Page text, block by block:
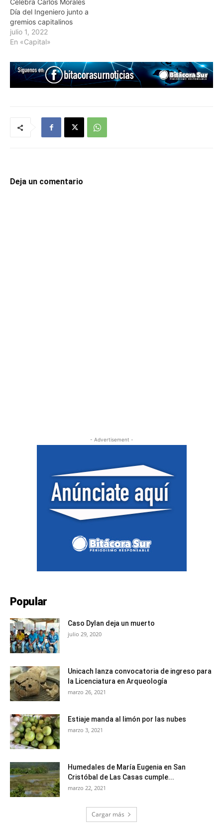
Celebra Carlos Morales
Día del Ingeniero junto a
gremios capitalinos
julio 1, 2022
En «Capital»
Deja un comentario
- Advertisement -
Popular
Caso Dylan deja un muerto
julio 29, 2020
Unicach lanza convocatoria de ingreso para
la Licenciatura en Arqueología
marzo 26, 2021
Estiaje manda al limón por las nubes
marzo 3, 2021
Humedales de María Eugenia en San
Cristóbal de Las Casas cumple...
marzo 22, 2021
Cargar más